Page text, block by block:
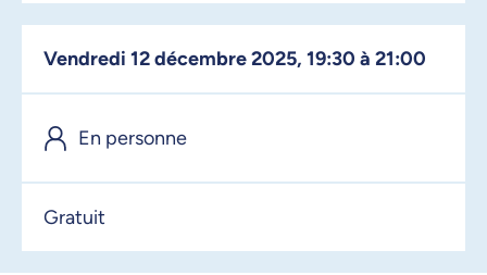
vendredi 12 décembre 2025, 19:30 à 21:00
En personne
Gratuit